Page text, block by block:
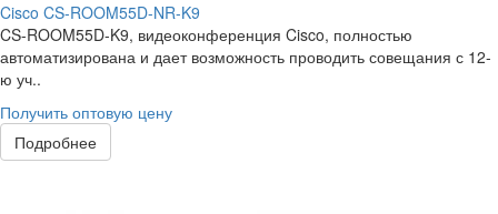
Cisco CS-ROOM55D-NR-K9
CS-ROOM55D-K9, видеоконференция Cisco, полностью
автоматизирована и дает возможность проводить совещания с 12-
ю уч..
Получить оптовую цену
Подробнее